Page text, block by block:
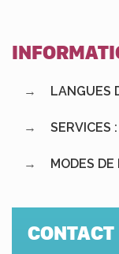
LANGUES
SERVICES :
MODES
CONTACT